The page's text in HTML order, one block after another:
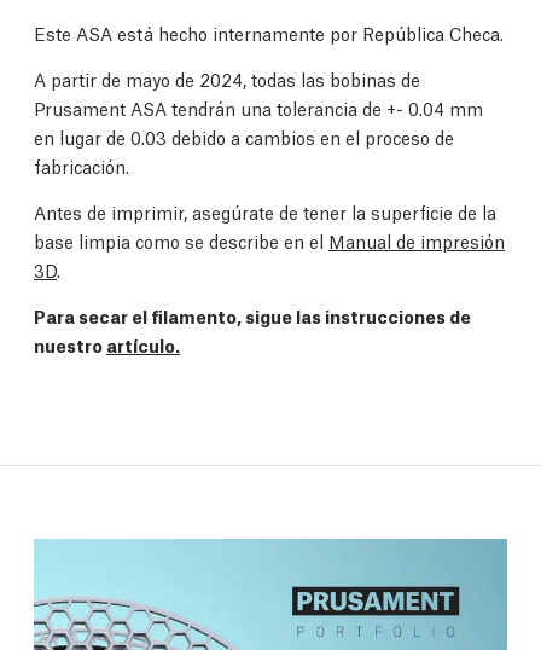
Este ASA está hecho internamente por República Checa.
A partir de mayo de 2024, todas las bobinas de
Prusament ASA tendrán una tolerancia de +- 0.04 mm
en lugar de 0.03 debido a cambios en el proceso de
fabricación.
Antes de imprimir, asegúrate de tener la superficie de la
base limpia como se describe en el Manual de impresión
3D
Para secar el filamento, sigue las instrucciones de
nuestro artículo.